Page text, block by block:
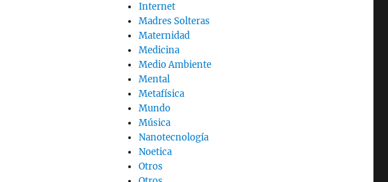
Internet
Madres Solteras
Maternidad
Medicina
Medio Ambiente
Mental
Metafísica
Mundo
Música
Nanotecnología
Noetica
Otros